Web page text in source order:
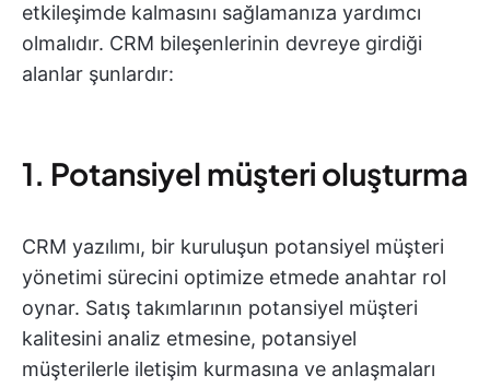
etkileşimde kalmasını sağlamanıza yardımcı
olmalıdır. CRM bileşenlerinin devreye girdiği
alanlar şunlardır:
1. Potansiyel müşteri oluşturma
CRM yazılımı, bir kuruluşun potansiyel müşteri
yönetimi sürecini optimize etmede anahtar rol
oynar. Satış takımlarının potansiyel müşteri
kalitesini analiz etmesine, potansiyel
müşterilerle iletişim kurmasına ve anlaşmaları